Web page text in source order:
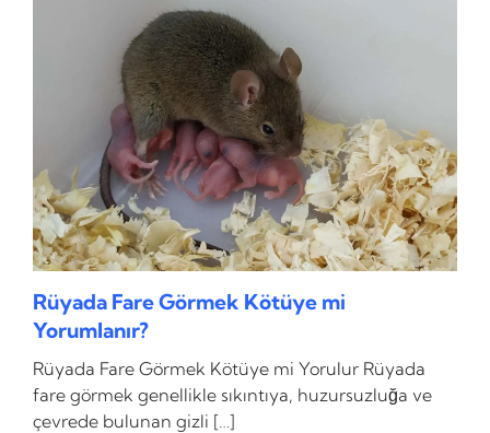
Rüyada Fare Görmek Kötüye mi
Yorumlanır?
Rüyada Fare Görmek Kötüye mi Yorulur Rüyada
fare görmek genellikle sıkıntıya, huzursuzluğa ve
çevrede bulunan gizli […]